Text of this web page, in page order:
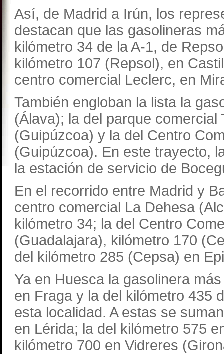
Así, de Madrid a Irún, los
destacan que las gasolineras
kilómetro 34 de la A-1, de
kilómetro 107 (Repsol), en
centro comercial Leclerc, en
También engloban la lista la
(Álava); la del parque
(Guipúzcoa) y la del Centro
(Guipúzcoa). En este trayecto,
la estación de servicio de
En el recorrido entre Madrid y
centro comercial La Dehesa
kilómetro 34; la del Centro
(Guadalajara), kilómetro 170
del kilómetro 285 (Cepsa) en
Ya en Huesca la gasolinera
en Fraga y la del kilómetro 435
esta localidad. A estas se
en Lérida; la del kilómetro 575
kilómetro 700 en Vidreres